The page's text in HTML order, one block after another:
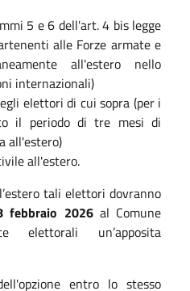
5 e 6 dell'art. 4 bis legge
alle Forze armate e
all'estero nello
internazionali)
elettori di cui sopra (per i
il periodo di tre mesi di
all'estero)
all'estero.
tali elettori dovranno
febbraio 2026 al Comune
elettorali un’apposita
entro lo stesso